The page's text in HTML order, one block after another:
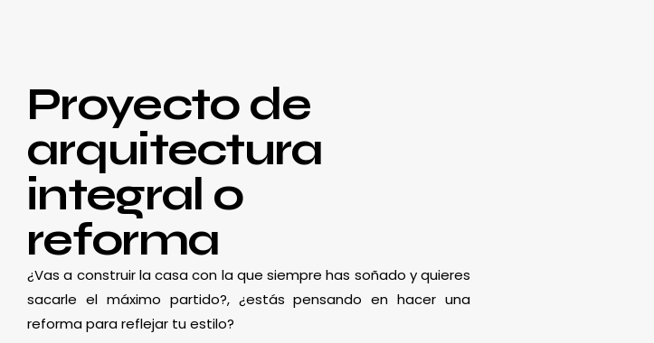
Proyecto de
arquitectura
integral o
reforma
¿Vas a construir la casa con la que siempre has soñado y quieres
sacarle el máximo partido?, ¿estás pensando en hacer una
reforma para reflejar tu estilo?